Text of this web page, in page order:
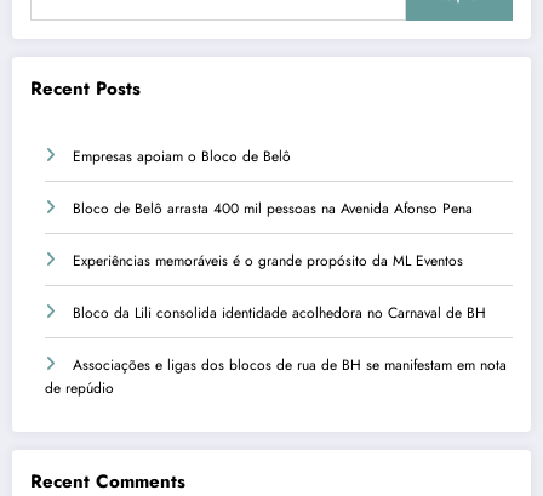
Recent Posts
Empresas apoiam o Bloco de Belô
Bloco de Belô arrasta 400 mil pessoas na Avenida Afonso Pena
Experiências memoráveis é o grande propósito da ML Eventos
Bloco da Lili consolida identidade acolhedora no Carnaval de BH
Associações e ligas dos blocos de rua de BH se manifestam em nota
de repúdio
Recent Comments